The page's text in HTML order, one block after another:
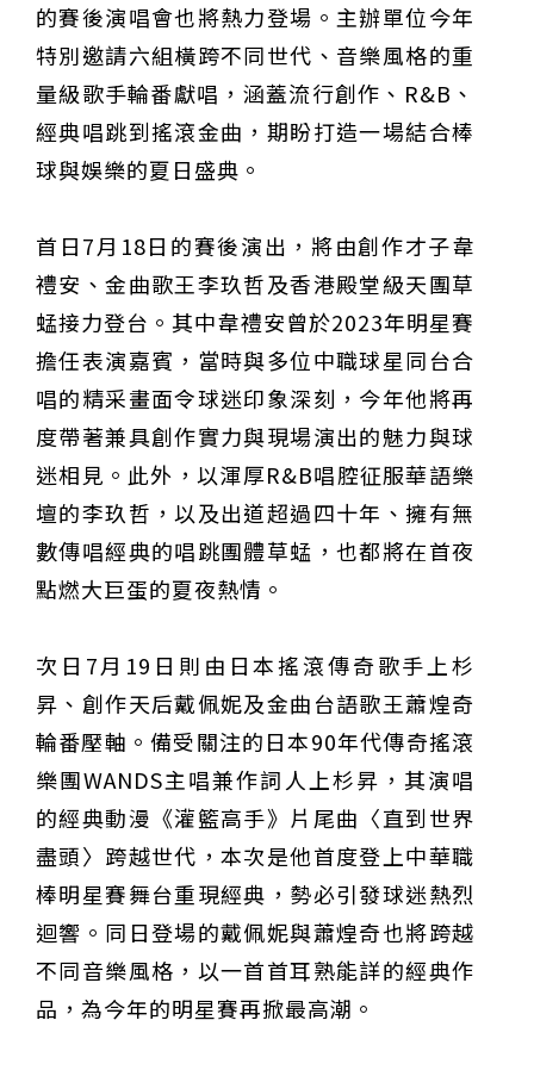
的賽後演唱會也將熱力登場。主辦單位今年
特別邀請六組橫跨不同世代、音樂風格的重
量級歌手輪番獻唱，涵蓋流行創作、R&B、
經典唱跳到搖滾金曲，期盼打造一場結合棒
球與娛樂的夏日盛典。
首日7月18日的賽後演出，將由創作才子韋
禮安、金曲歌王李玖哲及香港殿堂級天團草
蜢接力登台。其中韋禮安曾於2023年明星賽
擔任表演嘉賓，當時與多位中職球星同台合
唱的精采畫面令球迷印象深刻，今年他將再
度帶著兼具創作實力與現場演出的魅力與球
迷相見。此外，以渾厚R&B唱腔征服華語樂
壇的李玖哲，以及出道超過四十年、擁有無
數傳唱經典的唱跳團體草蜢，也都將在首夜
點燃大巨蛋的夏夜熱情。
次日7月19日則由日本搖滾傳奇歌手上杉
昇、創作天后戴佩妮及金曲台語歌王蕭煌奇
輪番壓軸。備受關注的日本90年代傳奇搖滾
樂團WANDS主唱兼作詞人上杉昇，其演唱
的經典動漫《灌籃高手》片尾曲〈直到世界
盡頭〉跨越世代，本次是他首度登上中華職
棒明星賽舞台重現經典，勢必引發球迷熱烈
迴響。同日登場的戴佩妮與蕭煌奇也將跨越
不同音樂風格，以一首首耳熟能詳的經典作
品，為今年的明星賽再掀最高潮。